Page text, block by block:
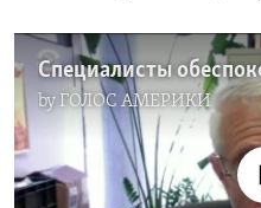
byГОЛОС АМЕРИКИ
No media